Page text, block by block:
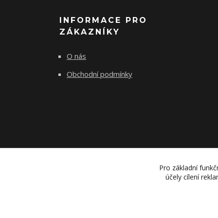
INFORMACE PRO
ZÁKAZNÍKY
O nás
Obchodní podmínky
Pro základní
účely cílení